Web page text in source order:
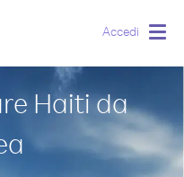
Accedi
Haiti da